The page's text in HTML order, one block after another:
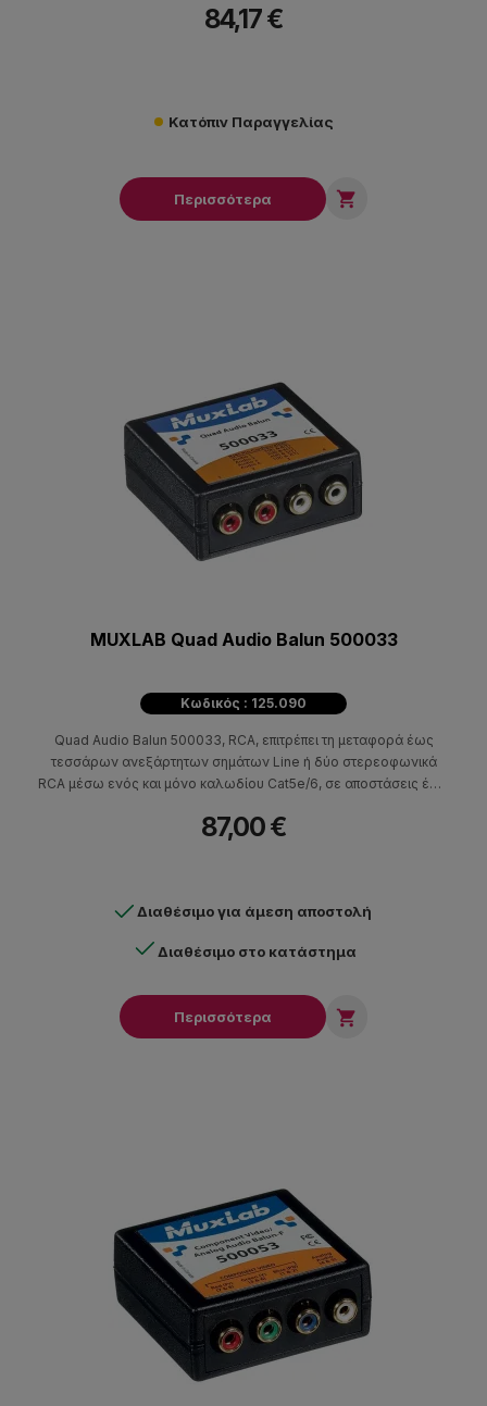
4K/24Hz ή downscale σήμα 4K/24Hz σε 1080p/24Hz,
84,17 €
Κατόπιν Παραγγελίας
Περισσότερα 
MUXLAB Quad Audio Balun 500033
Κωδικός : 125.090
Quad Audio Balun 500033, RCA, επιτρέπει τη μεταφορά έως
τεσσάρων ανεξάρτητων σημάτων Line ή δύο στερεοφωνικά
RCA μέσω ενός και μόνο καλωδίου Cat5e/6, σε αποστάσεις έως
87,00 €
Διαθέσιμο για άμεση αποστολή
Διαθέσιμο στο κατάστημα
Περισσότερα 